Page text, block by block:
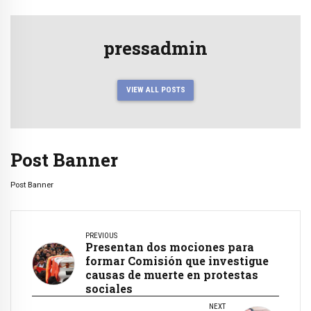
pressadmin
VIEW ALL POSTS
Post Banner
Post Banner
PREVIOUS
Presentan dos mociones para
formar Comisión que investigue
causas de muerte en protestas
sociales
NEXT